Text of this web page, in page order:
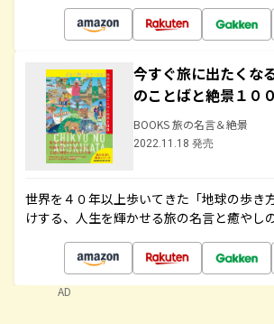
今すぐ旅に出たくな
のことばと絶景１００
BOOKS 旅の名言＆絶景
2022.11.18 発売
世界を４０年以上歩いてきた「地球の歩き
けする、人生を輝かせる旅の名言と癒やし
AD